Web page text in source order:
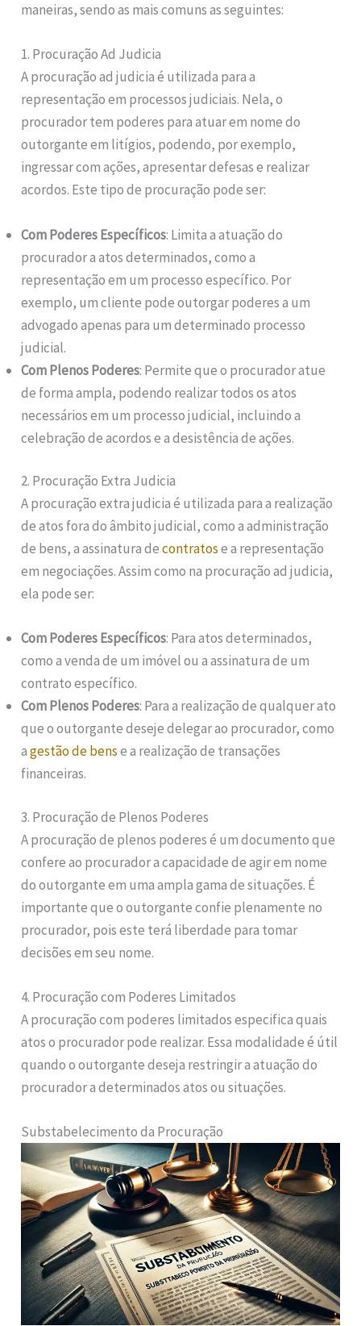
maneiras, sendo as mais comuns as seguintes:
1. Procuração Ad Judicia
A procuração ad judicia é utilizada para a
representação em processos judiciais. Nela, o
procurador tem poderes para atuar em nome do
outorgante em litígios, podendo, por exemplo,
ingressar com ações, apresentar defesas e realizar
acordos. Este tipo de procuração pode ser:
Com Poderes Específicos: Limita a atuação do
procurador a atos determinados, como a
representação em um processo específico. Por
exemplo, um cliente pode outorgar poderes a um
advogado apenas para um determinado processo
judicial.
Com Plenos Poderes: Permite que o procurador atue
de forma ampla, podendo realizar todos os atos
necessários em um processo judicial, incluindo a
celebração de acordos e a desistência de ações.
2. Procuração Extra Judicia
A procuração extra judicia é utilizada para a realização
de atos fora do âmbito judicial, como a administração
de bens, a assinatura decontratose a representação
em negociações. Assim como na procuração ad judicia,
ela pode ser:
Com Poderes Específicos: Para atos determinados,
como a venda de um imóvel ou a assinatura de um
contrato específico.
Com Plenos Poderes: Para a realização de qualquer ato
que o outorgante deseje delegar ao procurador, como
agestão de bense a realização de transações
financeiras.
3. Procuração de Plenos Poderes
A procuração de plenos poderes é um documento que
confere ao procurador a capacidade de agir em nome
do outorgante em uma ampla gama de situações. É
importante que o outorgante confie plenamente no
procurador, pois este terá liberdade para tomar
decisões em seu nome.
4. Procuração com Poderes Limitados
A procuração com poderes limitados especifica quais
atos o procurador pode realizar. Essa modalidade é útil
quando o outorgante deseja restringir a atuação do
procurador a determinados atos ou situações.
Substabelecimento da Procuração